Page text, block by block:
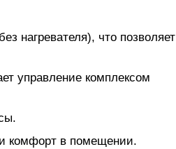
нагревателя), что позволяет
управление комплексом
и комфорт в помещении.